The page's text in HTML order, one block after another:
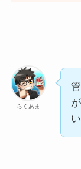
らくあま